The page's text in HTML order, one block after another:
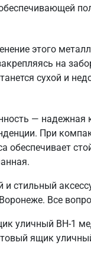
этого
на
сухой и
— надежная
При
обеспечивает
и стильный
Все
уличный ВН-1
ящик